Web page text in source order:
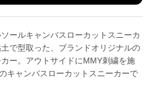
ールキャンバスローカットスニーカ
で型取った、ブランドオリジナルの
ー。アウトサイドにMMY刺繍を施
キャンバスローカットスニーカーで